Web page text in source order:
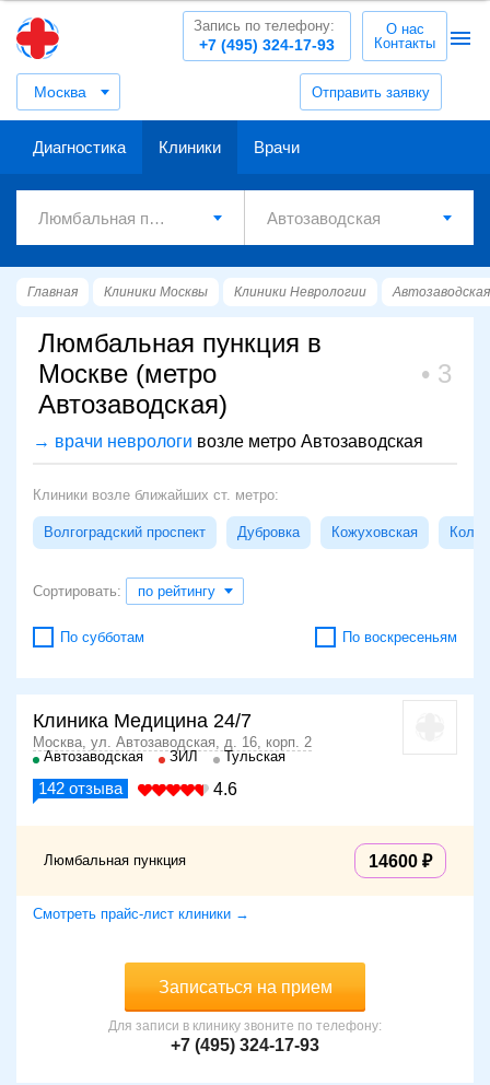
Москва Отправить заявку
+7 (495) 324-17-93
Запись по телефону:
О нас
Контакты
Диагностика Клиники Врачи
Главная Клиники Москвы Клиники Неврологии Автозаводская
Люмбальная пункция в
Москве (метро
Автозаводская)
3
→ врачи неврологи возле метро Автозаводская
Клиники возле ближайших ст. метро:
Волгоградский проспект Дубровка Кожуховская
Сортировать: по рейтингу
По субботам По воскресеньям
Клиника Медицина 24/7
Москва, ул. Автозаводская, д. 16, корп. 2
Автозаводская
ЗИЛ Тульская
142 отзыва 4.6
Люмбальная пункция 14600
Смотреть прайс-лист клиники →
Записаться на прием
Для записи в клинику звоните по телефону:
+7 (495) 324-17-93